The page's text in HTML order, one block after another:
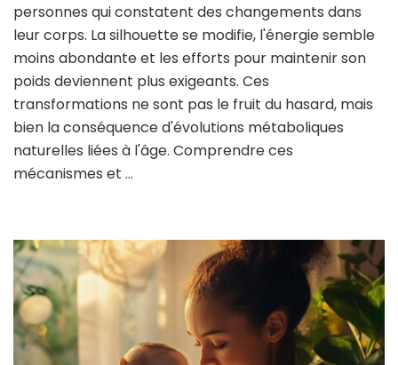
personnes qui constatent des changements dans
leur corps. La silhouette se modifie, l'énergie semble
moins abondante et les efforts pour maintenir son
poids deviennent plus exigeants. Ces
transformations ne sont pas le fruit du hasard, mais
bien la conséquence d'évolutions métaboliques
naturelles liées à l'âge. Comprendre ces
mécanismes et …